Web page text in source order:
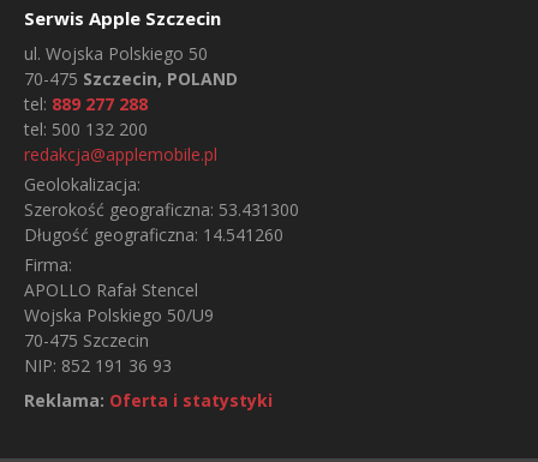
Serwis Apple Szczecin
ul. Wojska Polskiego 50
70-475 Szczecin, POLAND
tel: 889 277 288
tel: 500 132 200
redakcja@applemobile.pl
Geolokalizacja:
Szerokość geograficzna: 53.431300
Długość geograficzna: 14.541260
Firma:
APOLLO Rafał Stencel
Wojska Polskiego 50/U9
70-475 Szczecin
NIP: 852 191 36 93
Reklama: Oferta i statystyki